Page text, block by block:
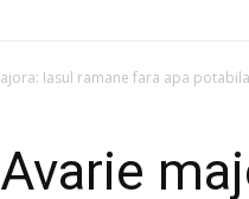
Iasul ramane fara apa potabila